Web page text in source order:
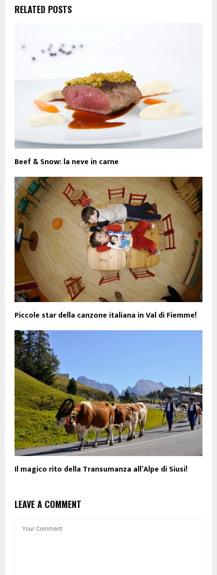
RELATED POSTS
Beef & Snow: la neve in carne
Piccole star della canzone italiana in Val di Fiemme!
Il magico rito della Transumanza all’Alpe di Siusi!
LEAVE A COMMENT